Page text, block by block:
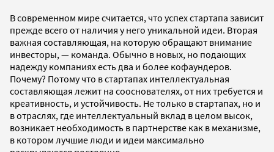
В современном мире считается, что успех стартапа зависит
прежде всего от наличия у него уникальной идеи. Вторая
важная составляющая, на которую обращают внимание
инвесторы, — команда. Обычно в новых, но подающих
надежду компаниях есть два и более кофаундеров.
Почему? Потому что в стартапах интеллектуальная
составляющая лежит на сооснователях, от них требуется и
креативность, и устойчивость. Не только в стартапах, но и
в отраслях, где интеллектуальный вклад в целом высок,
возникает необходимость в партнерстве как в механизме,
в котором лучшие люди и идеи максимально